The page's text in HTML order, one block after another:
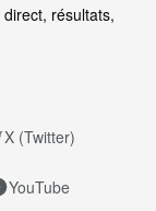
résultats,
X (Twitter)
YouTube